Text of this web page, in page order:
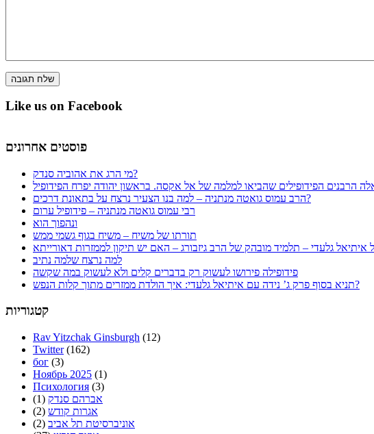
Like us on Facebook
פוסטים אחרונים
מי הרג את אהוביה סנדק?
הרבנים הפידופילים שהביאו למלמה של אל אקסה. בראשון יהודה יפרח הפידופיל
הרב עמוס גואטה מנתניה – למה בנו הצעיר נרצח על בתאונת דרכים?
רבי עמוס גואטה מנתניה – פידופיל ערום
ונהפוך הוא
תורתו של משיח – משיח בגוף גשמי ממש
למה נרצח שלמה נתיב
פידופילה פירושו לעשוק רק בדברים קלים ולא לעשוק במה שקשה
תניא בסוף פרק ג’ נידה עם איתיאל גלעדי: איך הולדת ממזרים מתוך קלות הנפש?
קטגוריות
Rav Yitzchak Ginsburgh (12)
Twitter(162)
бог (3)
Ноябрь 2025 (1)
Психология (3)
אברהם סנדק (1)
אגרות קודש (2)
אוניברסיטת תל אביב (2)